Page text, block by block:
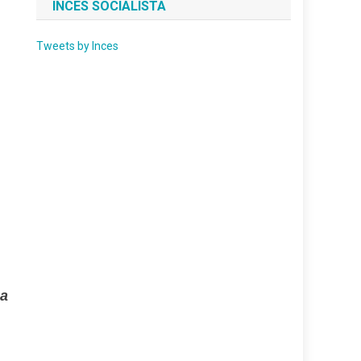
INCES SOCIALISTA
Tweets by Inces